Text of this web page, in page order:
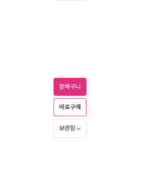
장바구니
바로구매
보관함